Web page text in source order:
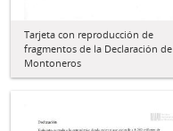
Tarjeta con reproducción de
fragmentos de la Declaración de
Montoneros